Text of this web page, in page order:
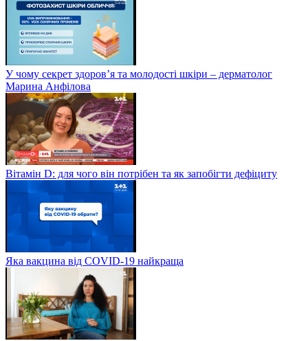
У чому секрет здоров’я та молодості шкіри – дерматолог
Марина Анфілова
Вітамін D: для чого він потрібен та як запобігти дефіциту
Яка вакцина від СOVID-19 найкраща